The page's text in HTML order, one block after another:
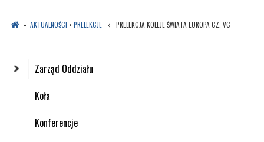
» AKTUALNOŚCI • PRELEKCJE » PRELEKCJA KOLEJE ŚWIATA EUROPA CZ. VC
Zarząd Oddziału
Koła
Konferencje